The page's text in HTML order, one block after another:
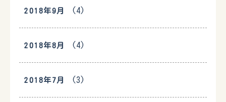
2018年9月 (4)
2018年8月 (4)
2018年7月 (3)